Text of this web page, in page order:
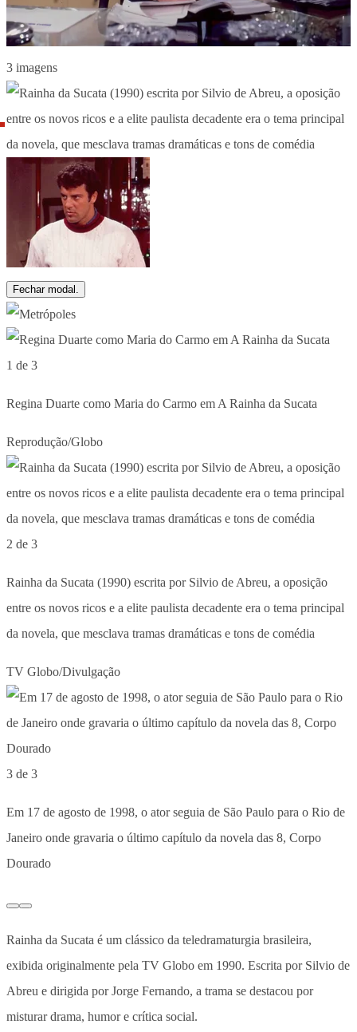
3 imagens
Fechar modal.
1 de 3
Regina Duarte como Maria do Carmo em A Rainha da Sucata
Reprodução/Globo
2 de 3
Rainha da Sucata (1990) escrita por Silvio de Abreu, a oposição
entre os novos ricos e a elite paulista decadente era o tema principal
da novela, que mesclava tramas dramáticas e tons de comédia
TV Globo/Divulgação
3 de 3
Em 17 de agosto de 1998, o ator seguia de São Paulo para o Rio de
Janeiro onde gravaria o último capítulo da novela das 8, Corpo
Dourado
Rainha da Sucata é um clássico da teledramaturgia brasileira,
exibida originalmente pela TV Globo em 1990. Escrita por Silvio de
Abreu e dirigida por Jorge Fernando, a trama se destacou por
misturar drama, humor e crítica social.